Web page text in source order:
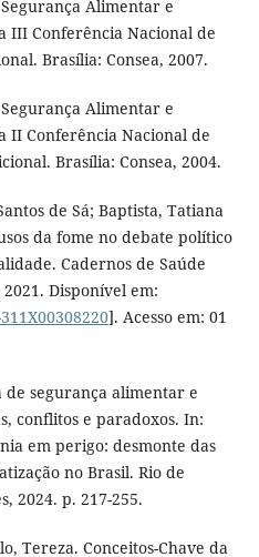
Alimentar e
III Conferência Nacional de
Brasília: Consea, 2007.
Alimentar e
II Conferência Nacional de
Brasília: Consea, 2004.
de Sá; Baptista, Tatiana
da fome no debate político
Cadernos de Saúde
Disponível em:
]. Acesso em: 01
de segurança alimentar e
conflitos e paradoxos. In:
em perigo: desmonte das
no Brasil. Rio de
2024. p. 217-255.
Tereza. Conceitos-Chave da